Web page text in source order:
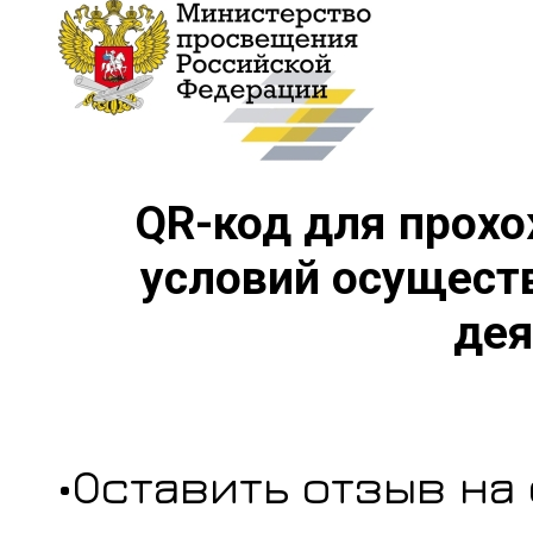
QR-код для
условий
•Оставить отзыв на